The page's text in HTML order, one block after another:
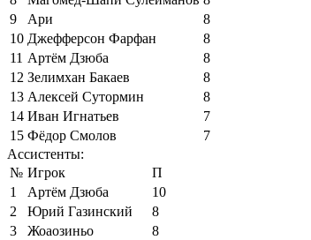
9
Ари
8
10 Джефферсон Фарфан
8
11 Артём Дзюба
8
12 Зелимхан Бакаев
8
13 Алексей Сутормин
8
14 Иван Игнатьев
7
15 Фёдор Смолов
7
Ассистенты:
№ Игрок
П
1
Артём Дзюба
10
2
Юрий Газинский
8
3
Жоаозиньо
8